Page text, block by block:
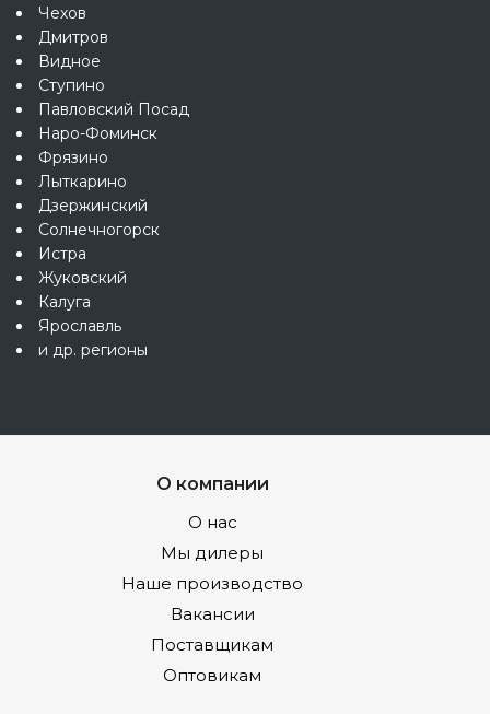
Чехов
Дмитров
Видное
Ступино
Павловский Посад
Наро-Фоминск
Фрязино
Лыткарино
Дзержинский
Солнечногорск
Истра
Жуковский
Калуга
Ярославль
и др. регионы
О компании
О нас
Мы дилеры
Наше производство
Вакансии
Поставщикам
Оптовикам